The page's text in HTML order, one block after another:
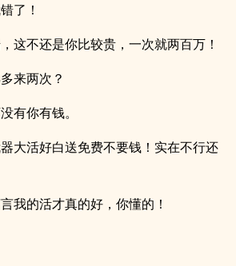
了！
这不还是你比较贵，一次就两百万！
来两次？
有你有钱。
大活好白送免费不要钱！实在不行还
我的活才真的好，你懂的！